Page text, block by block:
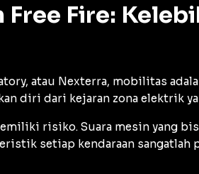
Fire:
atau Nexterra, mobilitas
diri dari kejaran zona elektrik
risiko. Suara mesin yang
setiap kendaraan